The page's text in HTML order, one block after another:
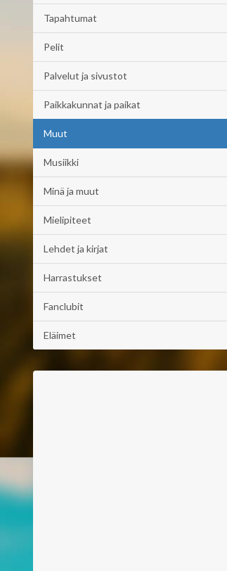
Tapahtumat
Pelit
Palvelut ja sivustot
Paikkakunnat ja paikat
Muut
Musiikki
Minä ja muut
Mielipiteet
Lehdet ja kirjat
Harrastukset
Fanclubit
Eläimet